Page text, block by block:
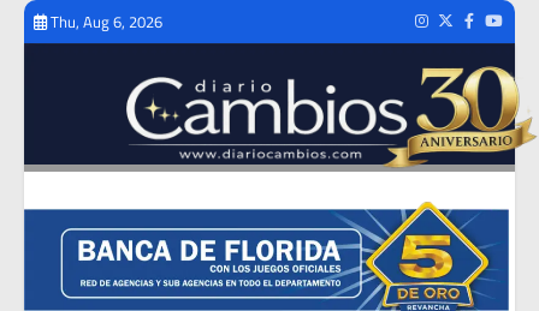
Skip
Thu, Aug 6, 2026 Instagram
TwitterFacebook